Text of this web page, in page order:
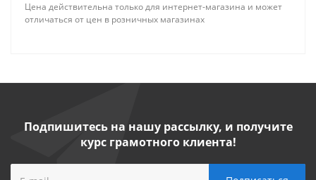
Цена действительна только для интернет-магазина и может
отличаться от цен в розничных магазинах
Подпишитесь на нашу рассылку, и получите
курс грамотного клиента!